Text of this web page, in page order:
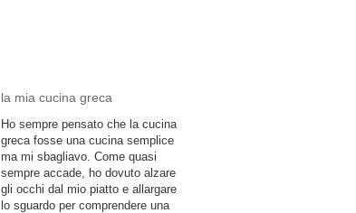
la mia cucina greca
Ho sempre pensato che la cucina
greca fosse una cucina semplice
ma mi sbagliavo. Come quasi
sempre accade, ho dovuto alzare
gli occhi dal mio piatto e allargare
lo sguardo per comprendere una